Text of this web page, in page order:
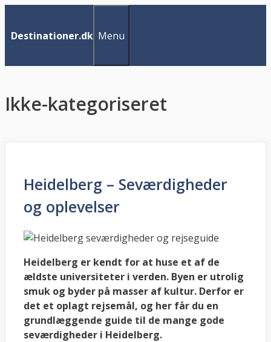
indhold
Destinationer.dk Menu
Ikke-kategoriseret
Heidelberg – Seværdigheder
og oplevelser
Heidelberg er kendt for at huse et af de
ældste universiteter i verden. Byen er utrolig
smuk og byder på masser af kultur. Derfor er
det et oplagt rejsemål, og her får du en
grundlæggende guide til de mange gode
seværdigheder i Heidelberg.